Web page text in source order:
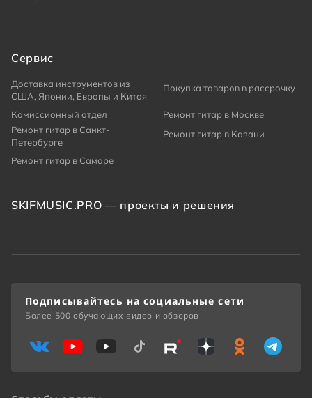
Сервис
Доставка инструментов из
США, Японии, Европы и Китая
Покупка товаров в рассрочку
Комиссионный отдел
Ремонт гитар в Москве
Ремонт гитар в Санкт-
Петербурге
Ремонт гитар в Казани
Ремонт гитар в Самаре
SKIFMUSIC.PRO — проекты и решения
Подписывайтесь на социальные сети
Более 500 обучающих видео и обзоров